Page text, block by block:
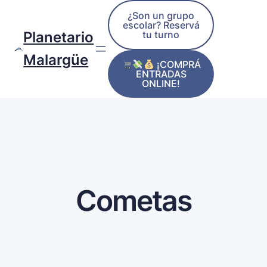
Planetario
Malargüe
¿Son un grupo
escolar? Reservá
tu turno
¡COMPRÁ
ENTRADAS
ONLINE!
Cometas